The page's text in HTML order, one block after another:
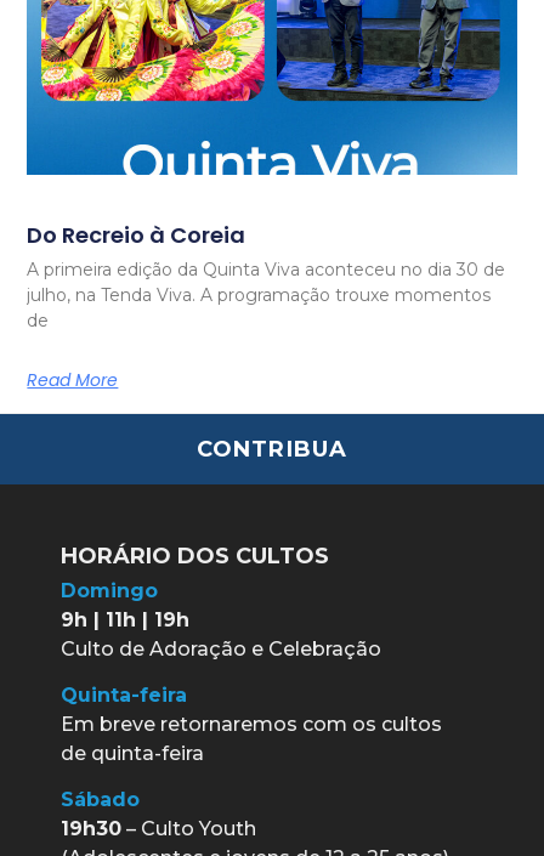
Do Recreio à Coreia
A primeira edição da Quinta Viva aconteceu no dia 30 de
julho, na Tenda Viva. A programação trouxe momentos
de
Read More
CONTRIBUA
HORÁRIO DOS CULTOS
Domingo
9h | 11h | 19h
Culto de Adoração e Celebração
Quinta-feira
Em breve retornaremos com os cultos
de quinta-feira
Sábado
19h30 – Culto Youth